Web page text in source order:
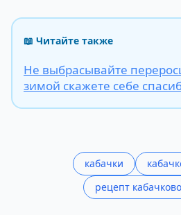
📖 Читайте также
Не выбрасывайте
зимой скажете себе
кабачки
рецепт